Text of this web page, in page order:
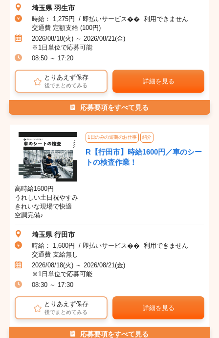
埼玉県 羽生市
時給： 1,275円 / 即払いサービス�� 利用できません
交通費 定額支給 (100円)
2026/08/18(火) ～ 2026/08/21(金)
※1日単位で応募可能
08:50 ～ 17:20
とりあえず保存
後でまとめてみる
詳細を見る
応募要項をすべて見る
1日のみの短期のお仕事 紹介
R【行田市】時給1600円／車のシー
トの検査作業！
高時給1600円
うれしい土日祝やすみ
きれいな現場で快適
空調完備♪
埼玉県 行田市
時給： 1,600円 / 即払いサービス�� 利用できません
交通費 支給無し
2026/08/18(火) ～ 2026/08/21(金)
※1日単位で応募可能
08:30 ～ 17:30
とりあえず保存
後でまとめてみる
詳細を見る
応募要項をすべて見る